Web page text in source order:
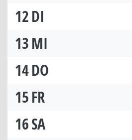
12DI
13MI
14DO
15FR
16SA